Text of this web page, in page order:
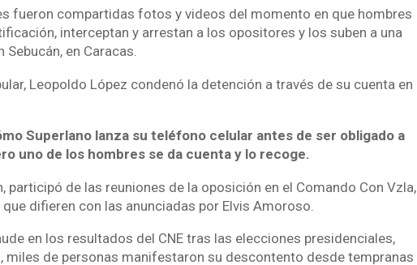
fueron compartidas fotos y videos del momento en que hombres
interceptan y arrestan a los opositores y los suben a una
en Caracas.
Leopoldo López condenó la detención a través de su cuenta en
Superlano lanza su teléfono celular antes de ser obligado a
uno de los hombres se da cuenta y lo recoge.
participó de las reuniones de la oposición en el Comando Con Vzla,
difieren con las anunciadas por Elvis Amoroso.
en los resultados del CNE tras las elecciones presidenciales,
miles de personas manifestaron su descontento desde tempranas